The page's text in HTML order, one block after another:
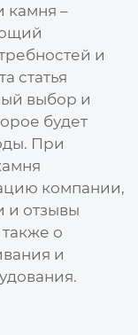
камня –
и
статья
выбор и
будет
При
компании,
и отзывы
о
и